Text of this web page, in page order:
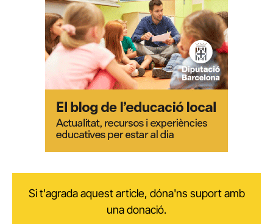
Si t'agrada aquest article, dóna'ns suport amb
una donació.